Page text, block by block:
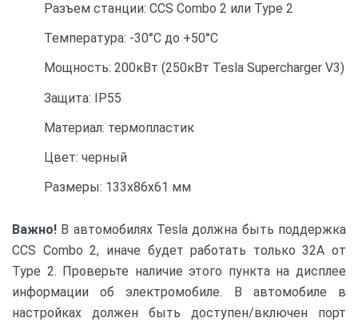
Разъем станции: ССS Combo 2 или Type 2
Температура: -30°C до +50°C
Мощность: 200кВт (250кВт Tesla Supercharger V3)
Защита: IP55
Материал: термопластик
Цвет: черный
Размеры: 133x86x61 мм
Важно! В автомобилях Tesla должна быть поддержка
CCS Combo 2, иначе будет работать только 32А от
Type 2. Проверьте наличие этого пункта на дисплее
информации об электромобиле. В автомобиле в
настройках должен быть доступен/включен порт